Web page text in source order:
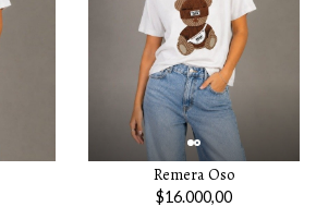
Remera Oso
$16.000,00